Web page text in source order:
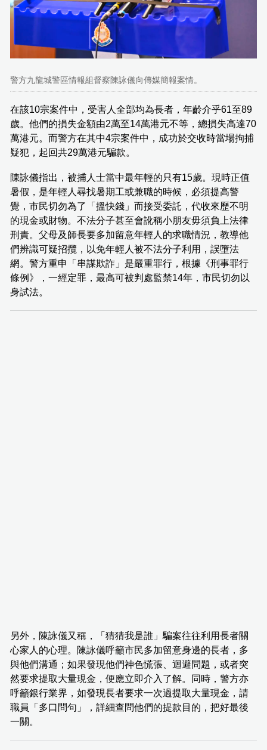
警方九龍城警區情報組督察陳詠儀向傳媒簡報案情。
在該10宗案件中，受害人全部均為長者，年齡介乎61至89
歲。他們的損失金額由2萬至14萬港元不等，總損失高達70
萬港元。而警方在其中4宗案件中，成功於交收時當場拘捕
疑犯，起回共29萬港元騙款。
陳詠儀指出，被捕人士當中最年輕的只有15歲。現時正值
暑假，是年輕人尋找暑期工或兼職的時候，必須提高警
覺，市民切勿為了「搵快錢」而接受委託，代收來歷不明
的現金或財物。不法分子甚至會訛稱小朋友毋須負上法律
刑責。父母及師長要多加留意年輕人的求職情況，教導他
們辨識可疑招攬，以免年輕人被不法分子利用，誤墮法
網。警方重申「串謀欺詐」是嚴重罪行，根據《刑事罪行
條例》，一經定罪，最高可被判處監禁14年，市民切勿以
身試法。
另外，陳詠儀又稱，「猜猜我是誰」騙案往往利用長者關
心家人的心理。陳詠儀呼籲市民多加留意身邊的長者，多
與他們溝通；如果發現他們神色慌張、迴避問題，或者突
然要求提取大量現金，便應立即介入了解。同時，警方亦
呼籲銀行業界，如發現長者要求一次過提取大量現金，請
職員「多口問句」，詳細查問他們的提款目的，把好最後
一關。